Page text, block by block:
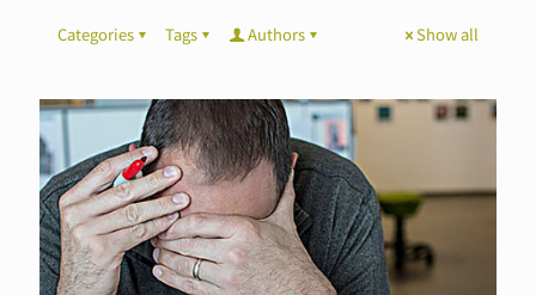
Categories Tags Authors Show all